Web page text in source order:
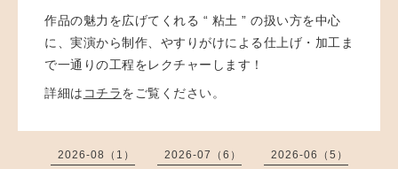
作品の魅力を広げてくれる “ 粘土 ” の扱い方を中心
に、実演から制作、やすりがけによる仕上げ・加工ま
で一通りの工程をレクチャーします！
詳細は コチラをご覧ください。
2026-08（1） 2026-07（6） 2026-06（5）